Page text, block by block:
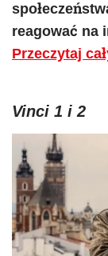
reagować na
Przeczytaj
Vinci 1 i 2